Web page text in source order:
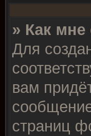
» Как
Для
вам
страниц